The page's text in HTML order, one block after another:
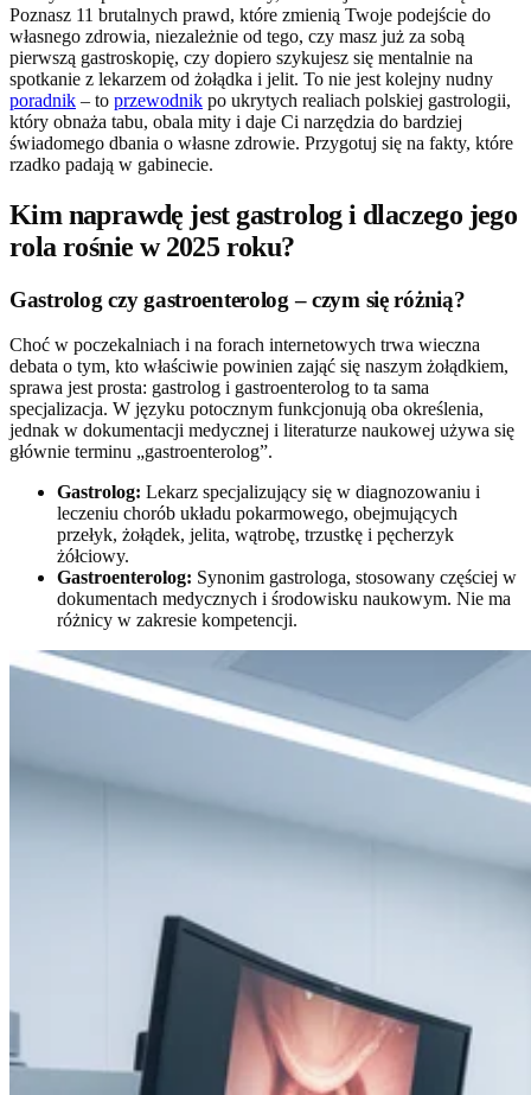
Poznasz 11 brutalnych prawd, które zmienią Twoje podejście do
własnego zdrowia, niezależnie od tego, czy masz już za sobą
pierwszą gastroskopię, czy dopiero szykujesz się mentalnie na
spotkanie z lekarzem od żołądka i jelit. To nie jest kolejny nudny
poradnik – to przewodnik po ukrytych realiach polskiej gastrologii,
który obnaża tabu, obala mity i daje Ci narzędzia do bardziej
świadomego dbania o własne zdrowie. Przygotuj się na fakty, które
rzadko padają w gabinecie.
Kim naprawdę jest gastrolog i dlaczego jego
rola rośnie w 2025 roku?
Gastrolog czy gastroenterolog – czym się różnią?
Choć w poczekalniach i na forach internetowych trwa wieczna
debata o tym, kto właściwie powinien zająć się naszym żołądkiem,
sprawa jest prosta: gastrolog i gastroenterolog to ta sama
specjalizacja. W języku potocznym funkcjonują oba określenia,
jednak w dokumentacji medycznej i literaturze naukowej używa się
głównie terminu „gastroenterolog”.
Gastrolog: Lekarz specjalizujący się w diagnozowaniu i
leczeniu chorób układu pokarmowego, obejmujących
przełyk, żołądek, jelita, wątrobę, trzustkę i pęcherzyk
żółciowy.
Gastroenterolog: Synonim gastrologa, stosowany częściej w
dokumentach medycznych i środowisku naukowym. Nie ma
różnicy w zakresie kompetencji.